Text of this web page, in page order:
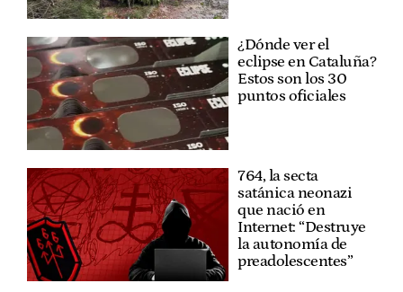
¿Dónde ver el
eclipse en Cataluña?
Estos son los 30
puntos oficiales
764, la secta
satánica neonazi
que nació en
Internet: “Destruye
la autonomía de
preadolescentes”